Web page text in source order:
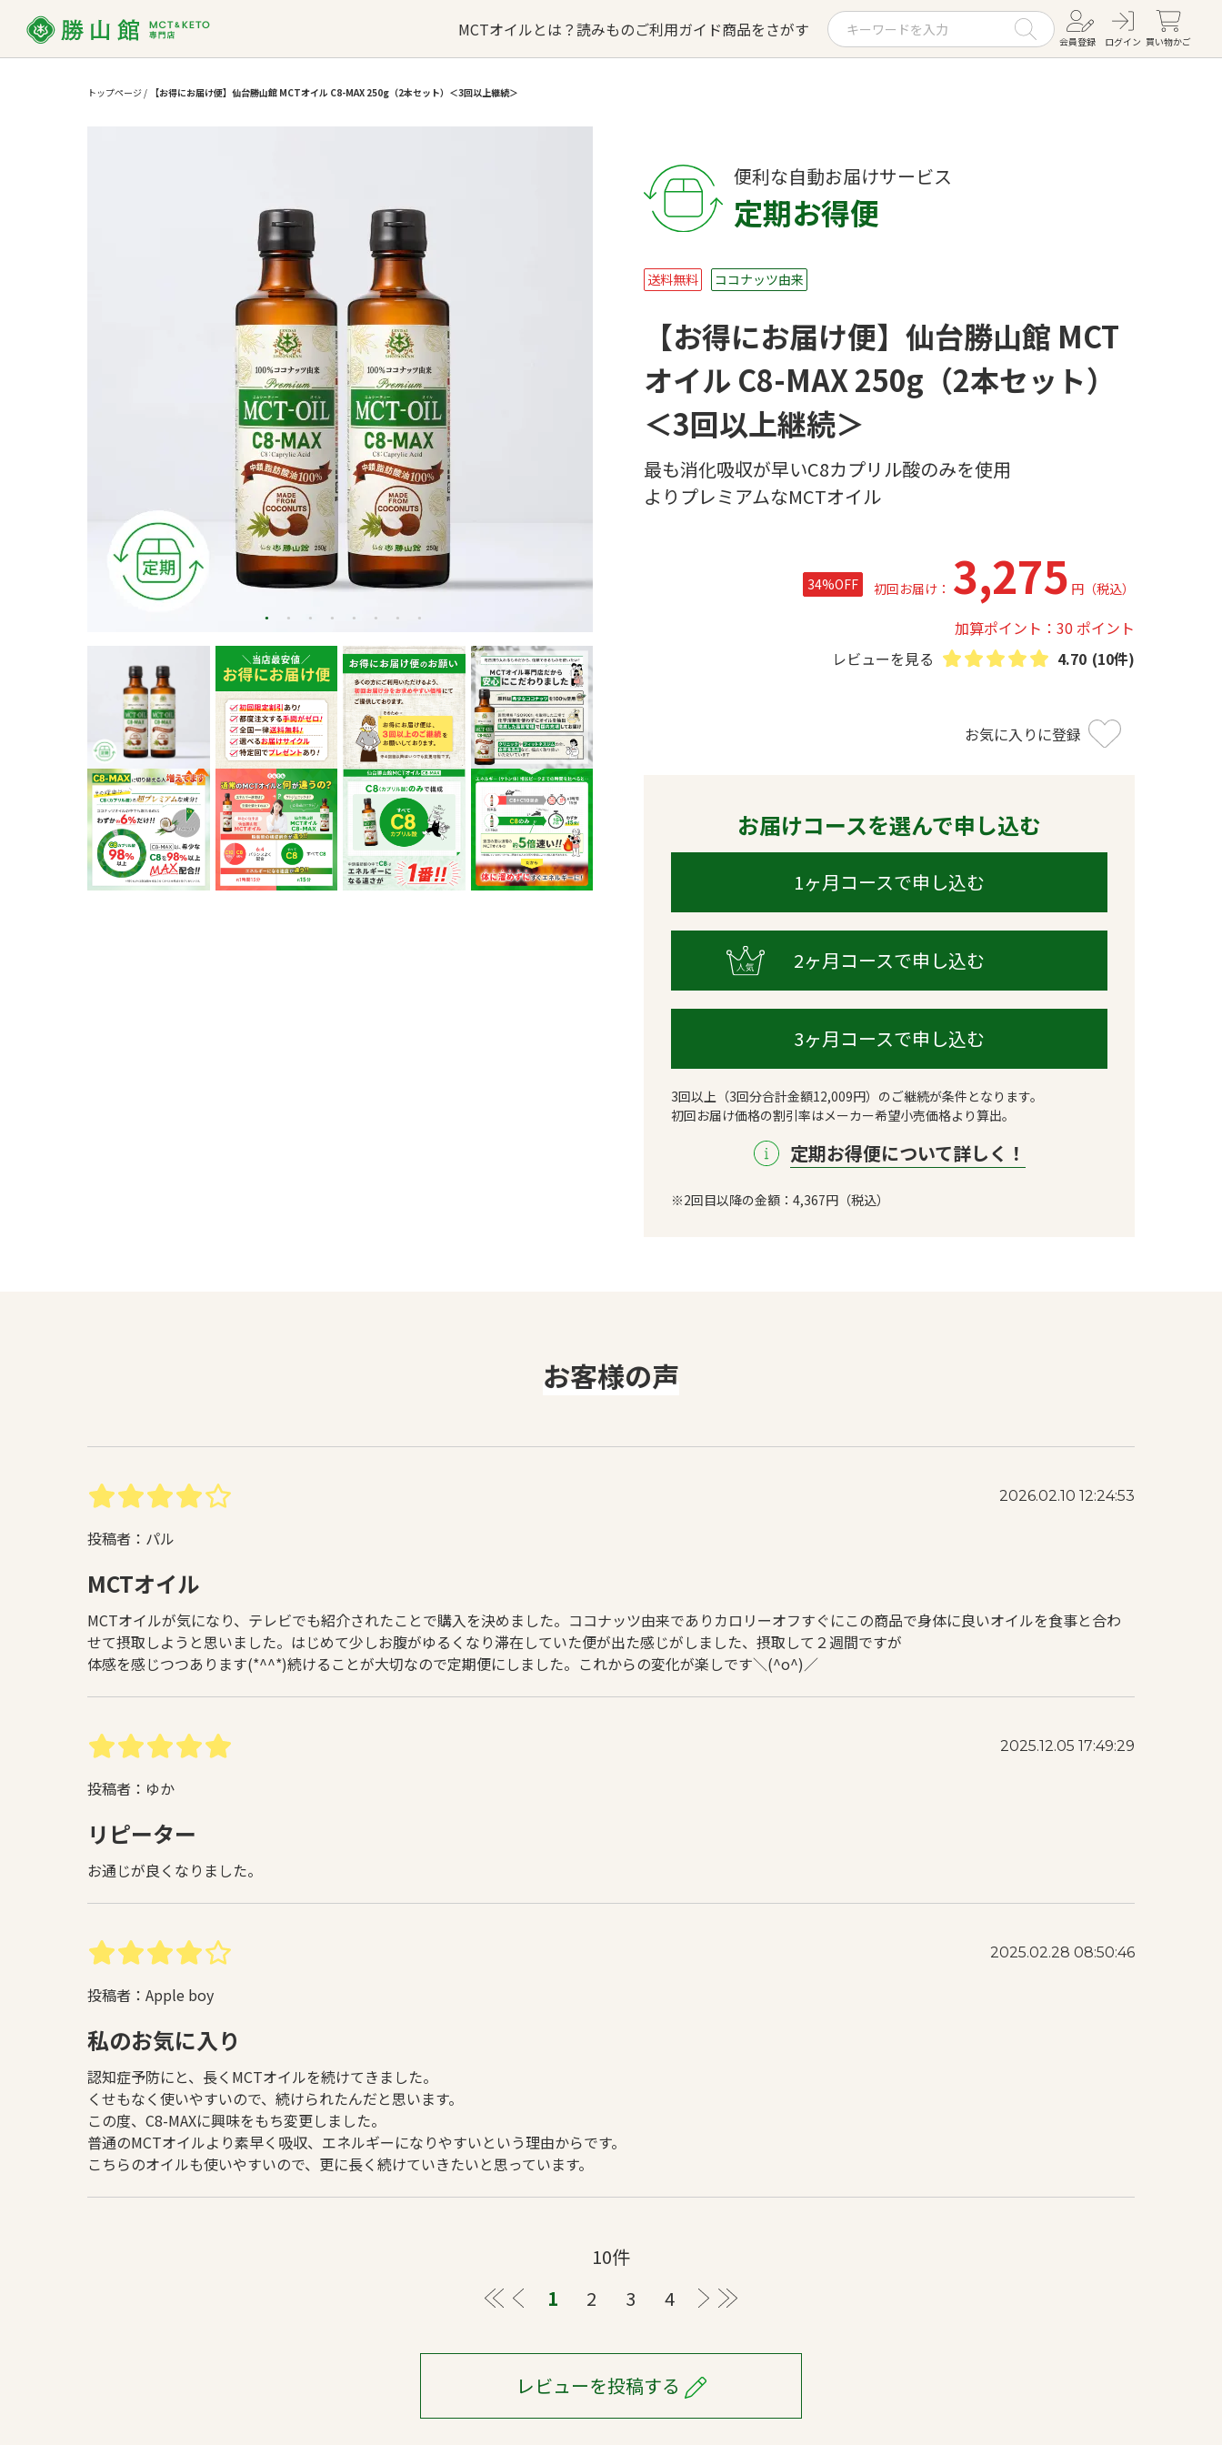
MCTオイルとは？読みもの
MCTオイル バターコーヒー
MCTオイル誕生ストーリー お知らせ一覧
ご利用ガイド
よくあるご質問 お問い合わせ
商品をさがす
バターコーヒー KETOneUP KOMBUCHA
おやつ
すべての商品を見る
会員登録 ログイン 買い物かご
トップページ / 【お得にお届け便】仙台勝山館 MCTオイル C8-MAX 250g（2本セット）＜3回以上継続＞
便利な自動お届けサービス
定期お得便
送料無料 ココナッツ由来
【お得にお届け便】仙台勝山館 MCT
オイル C8-MAX 250g（2本セット）
＜3回以上継続＞
最も消化吸収が早いC8カプリル酸のみを使用
よりプレミアムなMCTオイル
34%OFF 初回お届け： 3,275 円 （税込）
加算ポイント：30 ポイント
レビューを見る
4.70 (10件)
お気に入りに登録
お届けコースを選んで申し込む
1ヶ月コースで申し込む
2ヶ月コースで申し込む
3ヶ月コースで申し込む
3回以上（3回分合計金額12,009円）のご継続が条件となります。
初回お届け価格の割引率はメーカー希望小売価格より算出。
定期お得便について詳しく！
※2回目以降の金額： 4,367円 （税込）
お客様の声
2026.02.10 12:24:53
投稿者：パル
MCTオイル
MCTオイルが気になり、テレビでも紹介されたことで購入を決めました。ココナッツ由来でありカロリーオフすぐにこの商品で身体に良いオイルを食事と合わ
せて摂取しようと思いました。はじめて少しお腹がゆるくなり滞在していた便が出た感じがしました、摂取して２週間ですが
体感を感じつつあります(*^^*)続けることが大切なので定期便にしました。これからの変化が楽しです＼(^o^)／
2025.12.05 17:49:29
投稿者：ゆか
リピーター
お通じが良くなりました。
2025.02.28 08:50:46
投稿者：Apple boy
私のお気に入り
認知症予防にと、長くMCTオイルを続けてきました。
くせもなく使いやすいので、続けられたんだと思います。
この度、C8-MAXに興味をもち変更しました。
普通のMCTオイルより素早く吸収、エネルギーになりやすいという理由からです。
こちらのオイルも使いやすいので、更に長く続けていきたいと思っています。
10件
≪
1 2 3 4 ＞
レビューを投稿する